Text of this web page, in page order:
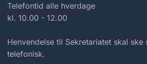
Telefontid alle hverdage
kl. 10.00 - 12.00
Henvendelse til Sekretariatet skal
telefonisk.